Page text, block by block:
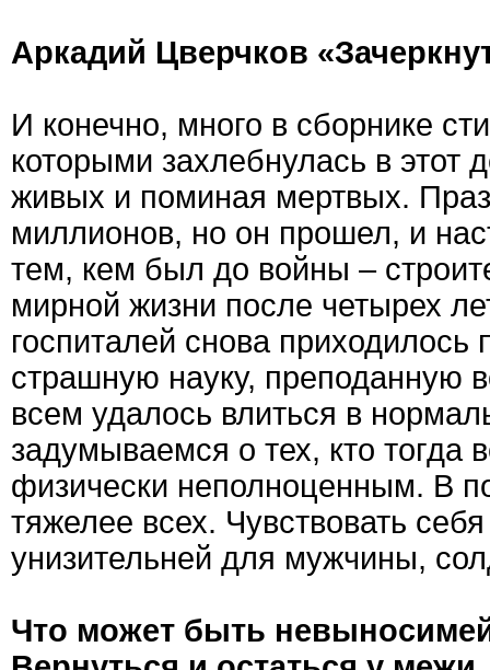
Аркадий Цверчков
И конечно, много в сборнике
которыми захлебнулась в этот
живых и поминая мертвых.
миллионов, но он прошел, и
тем, кем был до войны –
мирной жизни после четырех
госпиталей снова
страшную науку, преподанную
всем удалось влиться в
задумываемся о тех, кто тогда
физически неполноценным. В
тяжелее всех. Чувствовать
унизительней для мужчины,
Что может быть